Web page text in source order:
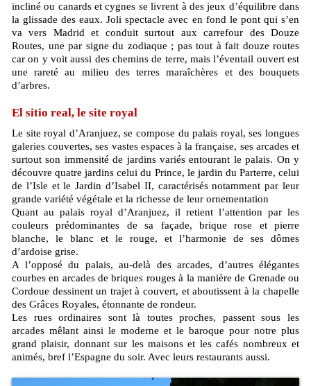
incliné ou canards et cygnes se livrent à des jeux d’équilibre dans
la glissade des eaux. Joli spectacle avec en fond le pont qui s’en
va vers Madrid et conduit surtout aux carrefour des Douze
Routes, une par signe du zodiaque ; pas tout à fait douze routes
car on y voit aussi des chemins de terre, mais l’éventail ouvert est
une rareté au milieu des terres maraîchères et des bouquets
d’arbres.
El sitio real, le site royal
Le site royal d’Aranjuez, se compose du palais royal, ses longues
galeries couvertes, ses vastes espaces à la française, ses arcades et
surtout son immensité de jardins variés entourant le palais. On y
découvre quatre jardins celui du Prince, le jardin du Parterre, celui
de l’Isle et le Jardin d’Isabel II, caractérisés notamment par leur
grande variété végétale et la richesse de leur ornementation
Quant au palais royal d’Aranjuez, il retient l’attention par les
couleurs prédominantes de sa façade, brique rose et pierre
blanche, le blanc et le rouge, et l’harmonie de ses dômes
d’ardoise grise.
A l’opposé du palais, au-delà des arcades, d’autres élégantes
courbes en arcades de briques rouges à la manière de Grenade ou
Cordoue dessinent un trajet à couvert, et aboutissent à la chapelle
des Grâces Royales, étonnante de rondeur.
Les rues ordinaires sont là toutes proches, passent sous les
arcades mêlant ainsi le moderne et le baroque pour notre plus
grand plaisir, donnant sur les maisons et les cafés nombreux et
animés, bref l’Espagne du soir. Avec leurs restaurants aussi.